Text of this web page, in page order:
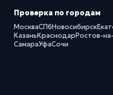
Проверка по городам
МоскваСПбНовосибирск
КазаньКраснодарРостов-
СамараУфаСочи